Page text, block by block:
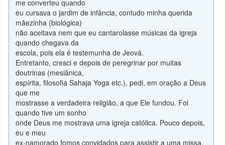
me converteu quando
eu cursava o jardim de infância, contudo minha querida
mãezinha (biológica)
não aceitava nem que eu cantarolasse músicas da igreja
quando chegava da
escola, pois ela é testemunha de Jeová.
Entretanto, cresci e depois de peregrinar por muitas
doutrinas (mesiânica,
espírita, filosofia Sahaja Yoga etc.), pedi, em oração a Deus
que me
mostrasse a verdadeira religião, a que Ele fundou. Foi
quando tive um sonho
onde Deus me mostrava uma igreja católica. Pouco depois,
eu e meu
ex-namorado fomos convidados para assistir a uma missa.